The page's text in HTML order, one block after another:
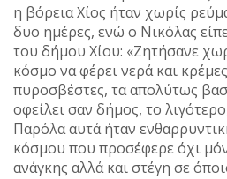
η βόρεια Χίος ήταν χωρίς
δυο ημέρες, ενώ ο Νικόλας
του δήμου Χίου: «Ζητήσανε
κόσμο να φέρει νερά και
πυροσβέστες, τα απολύτως
οφείλει σαν δήμος, το
Παρόλα αυτά ήταν
κόσμου που προσέφερε όχι
ανάγκης αλλά και στέγη σε